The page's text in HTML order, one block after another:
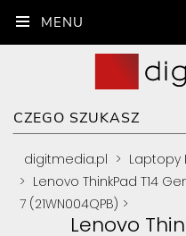
digitmedia.pl > Laptopy
> Lenovo ThinkPad T14
7 (21WN004QPB) >
Lenovo